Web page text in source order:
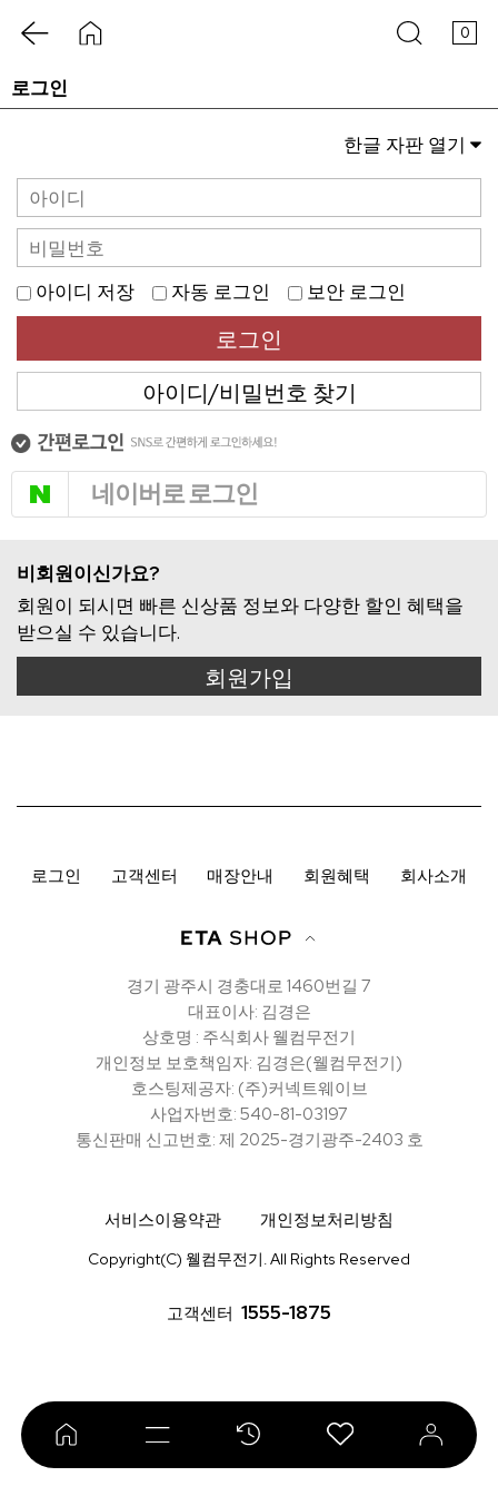
0
로그인
한글 자판 열기
아이디 저장 자동 로그인 보안 로그인
로그인
아이디/비밀번호 찾기
네이버로 로그인
비회원이신가요?
회원이 되시면 빠른 신상품 정보와 다양한 할인 혜택을
받으실 수 있습니다.
회원가입
로그인 고객센터 매장안내 회원혜택 회사소개
경기 광주시 경충대로 1460번길 7
대표이사: 김경은
상호명 : 주식회사 웰컴무전기
개인정보 보호책임자: 김경은(웰컴무전기)
호스팅제공자: (주)커넥트웨이브
사업자번호: 540-81-03197
통신판매 신고번호: 제 2025-경기광주-2403 호
서비스이용약관 개인정보처리방침
Copyright(C) 웰컴무전기. All Rights Reserved
고객센터 1555-1875